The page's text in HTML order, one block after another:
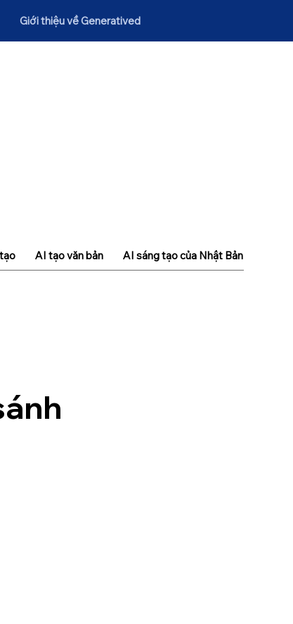
Giới thiệu về Generatived
AI tạo văn bản AI sáng tạo của Nhật Bản